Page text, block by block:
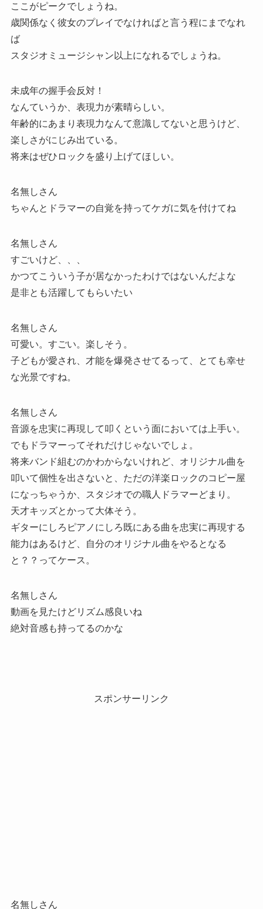
ここがピークでしょうね。
歳関係なく彼女のプレイでなければと言う程にまでなれ
ば
スタジオミュージシャン以上になれるでしょうね。
未成年の握手会反対！
なんていうか、表現力が素晴らしい。
年齢的にあまり表現力なんて意識してないと思うけど、
楽しさがにじみ出ている。
将来はぜひロックを盛り上げてほしい。
名無しさん
ちゃんとドラマーの自覚を持ってケガに気を付けてね
名無しさん
すごいけど、、、
かつてこういう子が居なかったわけではないんだよな
是非とも活躍してもらいたい
名無しさん
可愛い。すごい。楽しそう。
子どもが愛され、才能を爆発させてるって、とても幸せ
な光景ですね。
名無しさん
音源を忠実に再現して叩くという面においては上手い。
でもドラマーってそれだけじゃないでしょ。
将来バンド組むのかわからないけれど、オリジナル曲を
叩いて個性を出さないと、ただの洋楽ロックのコピー屋
になっちゃうか、スタジオでの職人ドラマーどまり。
天才キッズとかって大体そう。
ギターにしろピアノにしろ既にある曲を忠実に再現する
能力はあるけど、自分のオリジナル曲をやるとなる
と？？ってケース。
名無しさん
動画を見たけどリズム感良いね
絶対音感も持ってるのかな
スポンサーリンク
名無しさん